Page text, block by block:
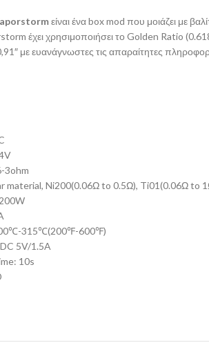
είναι ένα box mod που μοιάζει με
έχει χρησιμοποιήσει το Golden Ratio
με ευανάγνωστες τις απαραίτητες
3ohm
material, Ni200(0.06Ω to 0.5Ω), Ti01(0.06Ω to
315℃(200℉-600℉)
5V/1.5A
10s